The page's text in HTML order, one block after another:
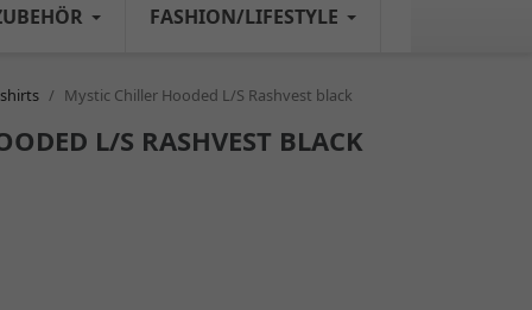
FASHION/LIFESTYLE
Mystic Chiller Hooded L/S Rashvest black
L/S RASHVEST BLACK